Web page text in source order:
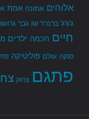
אלוהים אמונה אמת
ג'ורג' ברנרד שו גבר
חיים חכמה ילדים
סנקה עולם פוליטיקה
פתגם צחוק